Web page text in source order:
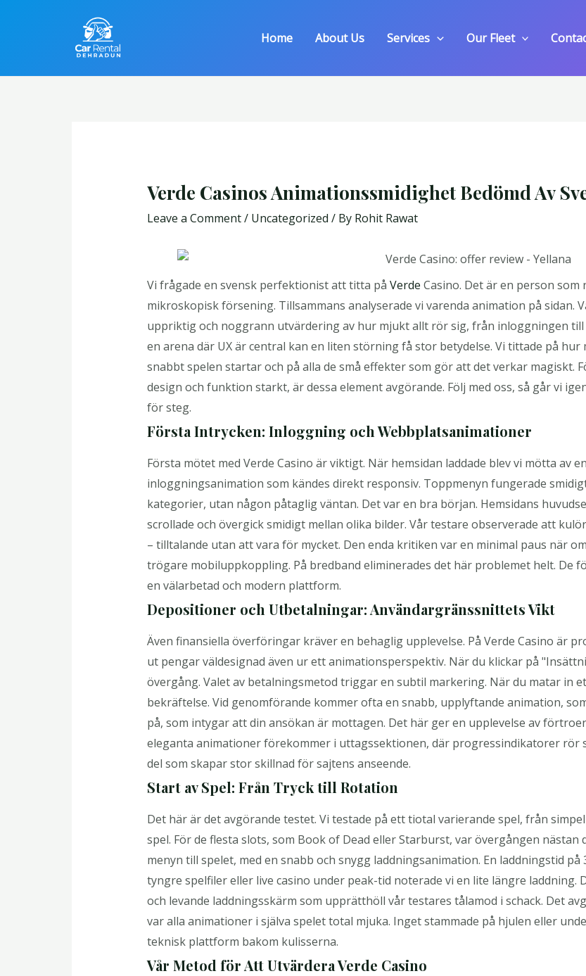
Home About Us Services Our Fleet
Verde Casinos Animationssmidighet Bedömd Av
Leave a Comment/ Uncategorized / By Rohit Rawat
Vi frågade en svensk perfektionist att titta på Verde Casino. Det är en person
mikroskopisk försening. Tillsammans analyserade vi varenda animation på sidan.
uppriktig och noggrann utvärdering av hur mjukt allt rör sig, från inloggningen
en arena där UX är central kan en liten störning få stor betydelse. Vi tittade på
snabbt spelen startar och på alla de små effekter som gör att det verkar magiskt.
design och funktion starkt, är dessa element avgörande. Följ med oss, så går vi
för steg.
Första Intrycken: Inloggning och Webbplatsanimationer
Första mötet med Verde Casino är viktigt. När hemsidan laddade blev vi mötta av
inloggningsanimation som kändes direkt responsiv. Toppmenyn fungerade
kategorier, utan någon påtaglig väntan. Det var en bra början. Hemsidans
scrollade och övergick smidigt mellan olika bilder. Vår testare observerade att
– tilltalande utan att vara för mycket. Den enda kritiken var en minimal paus när
trögare mobiluppkoppling. På bredband eliminerades det här problemet helt. De
en välarbetad och modern plattform.
Depositioner och Utbetalningar: Användargränssnittets Vikt
Även finansiella överföringar kräver en behaglig upplevelse. På Verde Casino är
ut pengar väldesignad även ur ett animationsperspektiv. När du klickar på
övergång. Valet av betalningsmetod triggar en subtil markering. När du matar in
bekräftelse. Vid genomförande kommer ofta en snabb, upplyftande animation,
på, som intygar att din ansökan är mottagen. Det här ger en upplevelse av
eleganta animationer förekommer i uttagssektionen, där progressindikatorer rör
del som skapar stor skillnad för sajtens anseende.
Start av Spel: Från Tryck till Rotation
Det här är det avgörande testet. Vi testade på ett tiotal varierande spel, från
spel. För de flesta slots, som Book of Dead eller Starburst, var övergången
menyn till spelet, med en snabb och snygg laddningsanimation. En laddningstid
tyngre spelfiler eller live casino under peak-tid noterade vi en lite längre laddning.
och levande laddningsskärm som upprätthöll vår testares tålamod i schack. Det
var alla animationer i själva spelet total mjuka. Inget stammade på hjulen eller
teknisk plattform bakom kulisserna.
Vår Metod för Att Utvärdera Verde Casino
navigation